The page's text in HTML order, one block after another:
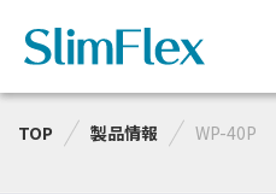
TOP 製品情報 WP-40P